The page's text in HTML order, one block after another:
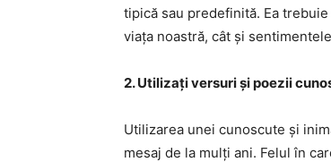
tipică sau predefinită. Ea
viața noastră, cât și
2. Utilizați versuri și poezii
Utilizarea unei cunoscute și
mesaj de la mulți ani. Felul în